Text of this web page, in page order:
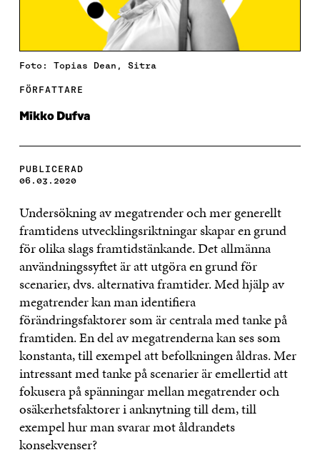
Foto: Topias Dean, Sitra
FÖRFATTARE
Mikko Dufva
PUBLICERAD
06.03.2020
Undersökning av megatrender och mer generellt
framtidens utvecklingsriktningar skapar en grund
för olika slags framtidstänkande. Det allmänna
användningssyftet är att utgöra en grund för
scenarier, dvs. alternativa framtider. Med hjälp av
megatrender kan man identifiera
förändringsfaktorer som är centrala med tanke på
framtiden. En del av megatrenderna kan ses som
konstanta, till exempel att befolkningen åldras. Mer
intressant med tanke på scenarier är emellertid att
fokusera på spänningar mellan megatrender och
osäkerhetsfaktorer i anknytning till dem, till
exempel hur man svarar mot åldrandets
konsekvenser?